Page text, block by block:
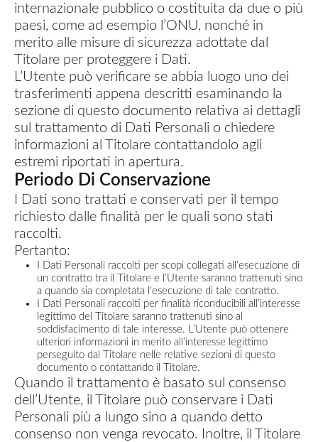
internazionale pubblico o costituita da due o più
paesi, come ad esempio l’ONU, nonché in
merito alle misure di sicurezza adottate dal
Titolare per proteggere i Dati.
L’Utente può verificare se abbia luogo uno dei
trasferimenti appena descritti esaminando la
sezione di questo documento relativa ai dettagli
sul trattamento di Dati Personali o chiedere
informazioni al Titolare contattandolo agli
estremi riportati in apertura.
Periodo Di Conservazione
I Dati sono trattati e conservati per il tempo
richiesto dalle finalità per le quali sono stati
raccolti.
Pertanto:
I Dati Personali raccolti per scopi collegati all’esecuzione di
un contratto tra il Titolare e l’Utente saranno trattenuti sino
a quando sia completata l’esecuzione di tale contratto.
I Dati Personali raccolti per finalità riconducibili all’interesse
legittimo del Titolare saranno trattenuti sino al
soddisfacimento di tale interesse. L’Utente può ottenere
ulteriori informazioni in merito all’interesse legittimo
perseguito dal Titolare nelle relative sezioni di questo
documento o contattando il Titolare.
Quando il trattamento è basato sul consenso
dell’Utente, il Titolare può conservare i Dati
Personali più a lungo sino a quando detto
consenso non venga revocato. Inoltre, il Titolare